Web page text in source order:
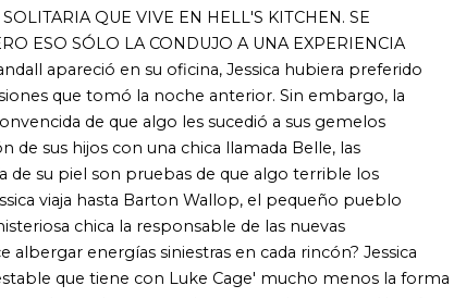
tiempos mejores, esta «Heroína
y peligrosa.